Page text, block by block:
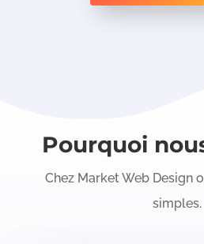
Pourquoi
Chez Market Web Design
simples.